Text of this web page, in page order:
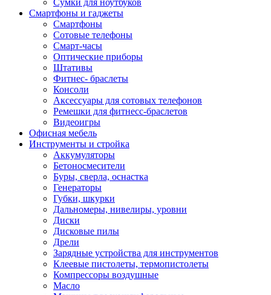
Сумки для ноутбуков
Смартфоны и гаджеты
Смартфоны
Сотовые телефоны
Смарт-часы
Оптические приборы
Штативы
Фитнес- браслеты
Консоли
Аксессуары для сотовых телефонов
Ремешки для фитнесс-браслетов
Видеоигры
Офисная мебель
Инструменты и стройка
Аккумуляторы
Бетоносмесители
Буры, сверла, оснастка
Генераторы
Губки, шкурки
Дальномеры, нивелиры, уровни
Диски
Дисковые пилы
Дрели
Зарядные устройства для инструментов
Клеевые пистолеты, термопистолеты
Компрессоры воздушные
Масло